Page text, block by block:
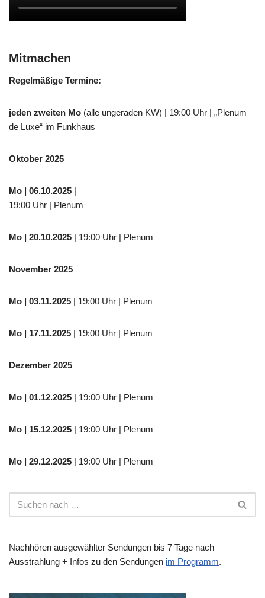
Mitmachen
Regelmäßige Termine:
jeden zweiten Mo (alle ungeraden KW) | 19:00 Uhr | „Plenum
de Luxe“ im Funkhaus
Oktober 2025
Mo | 06.10.2025 |
19:00 Uhr | Plenum
Mo | 20.10.2025 | 19:00 Uhr | Plenum
November 2025
Mo | 03.11.2025 | 19:00 Uhr | Plenum
Mo | 17.11.2025 | 19:00 Uhr | Plenum
Dezember 2025
Mo | 01.12.2025 | 19:00 Uhr | Plenum
Mo | 15.12.2025 | 19:00 Uhr | Plenum
Mo | 29.12.2025 | 19:00 Uhr | Plenum
Nachhören ausgewählter Sendungen bis 7 Tage nach
Ausstrahlung + Infos zu den Sendungen im Programm.